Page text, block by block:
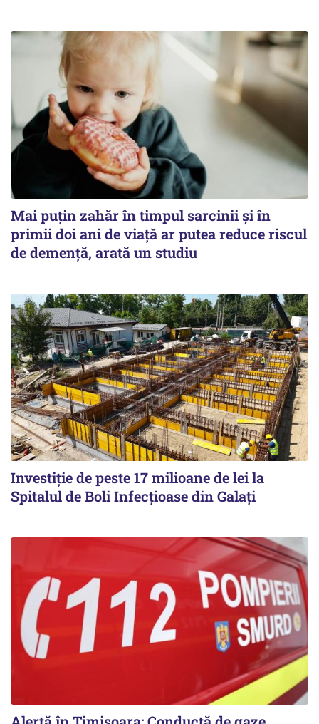
Mai puțin zahăr în timpul sarcinii și în
primii doi ani de viață ar putea reduce riscul
de demență, arată un studiu
Investiție de peste 17 milioane de lei la
Spitalul de Boli Infecțioase din Galați